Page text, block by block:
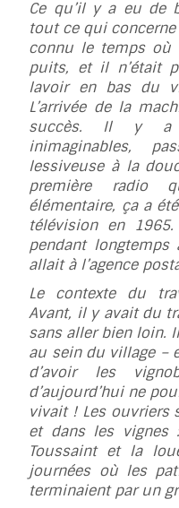
Ce qu’il y a eu de
tout ce qui concerne
connu le temps où
puits, et il n’était
lavoir en bas du
L’arrivée de la
succès. Il y a
inimaginables,
lessiveuse à la
première radio
élémentaire, ça a
télévision en
pendant
allait à l’agence
Le contexte du
Avant, il y avait du
sans aller bien loin.
au sein du village –
d’avoir les
d’aujourd’hui ne
vivait ! Les ouvriers
et dans les
Toussaint et la
journées où les
terminaient par un